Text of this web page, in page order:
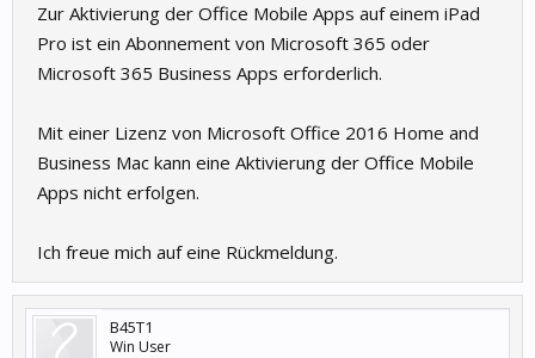
Zur Aktivierung der Office Mobile Apps auf einem iPad
Pro ist ein Abonnement von Microsoft 365 oder
Microsoft 365 Business Apps erforderlich.
Mit einer Lizenz von Microsoft Office 2016 Home and
Business Mac kann eine Aktivierung der Office Mobile
Apps nicht erfolgen.
Ich freue mich auf eine Rückmeldung.
B45T1
Win User